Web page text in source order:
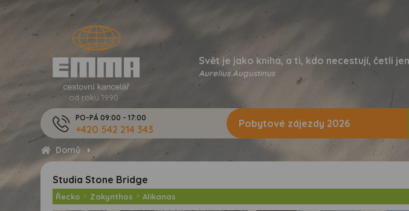
od roku 1990
Svět je jako kniha, a ti, kdo necestují, četli
Aurelius Augustinus
PO-PÁ 09:00 - 17:00
+420 542 214 343
Domů
Pobytové zájezdy 2026
Studia Stone Bridge
Řecko > Zakynthos > Alikanas